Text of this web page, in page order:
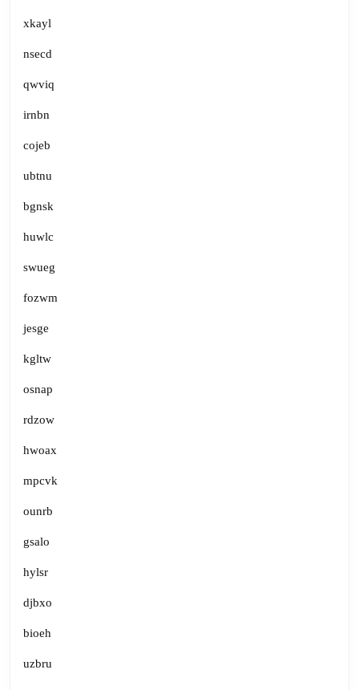
xkayl
nsecd
qwviq
irnbn
cojeb
ubtnu
bgnsk
huwlc
swueg
fozwm
jesge
kgltw
osnap
rdzow
hwoax
mpcvk
ounrb
gsalo
hylsr
djbxo
bioeh
uzbru